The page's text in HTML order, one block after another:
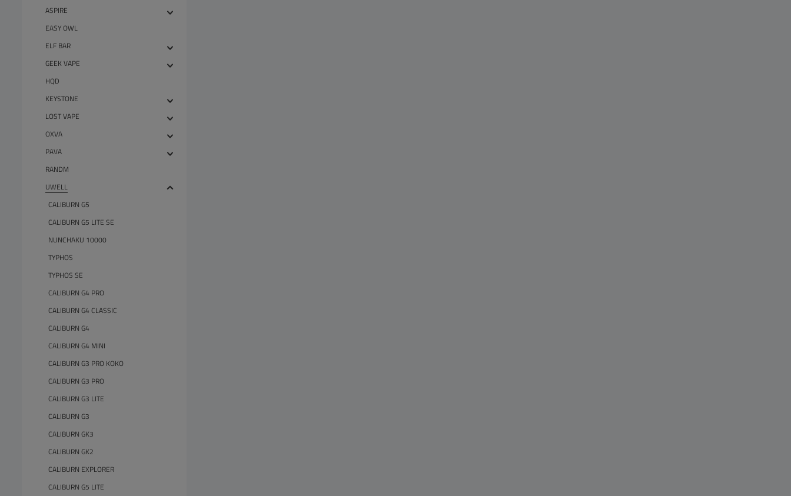
ASPIRE
EASY OWL
ELF BAR
GEEK VAPE
HQD
KEYSTONE
LOST VAPE
OXVA
PAVA
RANDM
UWELL
CALIBURN G5
CALIBURN G5 LITE SE
NUNCHAKU 10000
TYPHOS
TYPHOS SE
CALIBURN G4 PRO
CALIBURN G4 CLASSIC
CALIBURN G4
CALIBURN G4 MINI
CALIBURN G3 PRO KOKO
CALIBURN G3 PRO
CALIBURN G3 LITE
CALIBURN G3
CALIBURN GK3
CALIBURN GK2
CALIBURN EXPLORER
CALIBURN G5 LITE